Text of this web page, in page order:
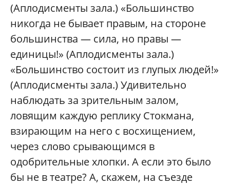
(Аплодисменты зала.) «Большинство
никогда не бывает правым, на стороне
большинства — сила, но правы —
единицы!» (Аплодисменты зала.)
«Большинство состоит из глупых людей!»
(Аплодисменты зала.) Удивительно
наблюдать за зрительным залом,
ловящим каждую реплику Стокмана,
взирающим на него с восхищением,
через слово срывающимся в
одобрительные хлопки. А если это было
бы не в театре? А, скажем, на съезде